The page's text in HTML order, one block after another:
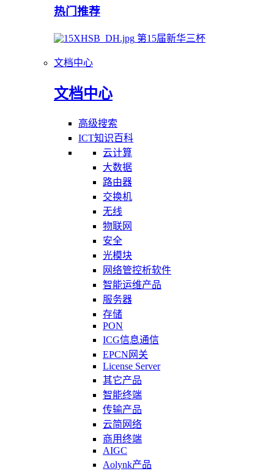
热门推荐
第15届新华三杯
文档中心
文档中心
高级搜索
ICT知识百科
云计算
大数据
路由器
交换机
无线
物联网
安全
光模块
网络管控析软件
智能运维产品
服务器
存储
PON
ICG信息通信
EPCN网关
License Server
其它产品
智能终端
传输产品
云简网络
商用终端
AIGC
Aolynk产品